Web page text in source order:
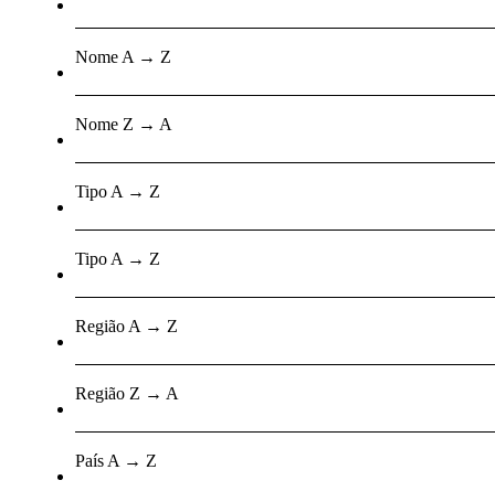
Nome A → Z
Nome Z → A
Tipo A → Z
Tipo A → Z
Região A → Z
Região Z → A
País A → Z